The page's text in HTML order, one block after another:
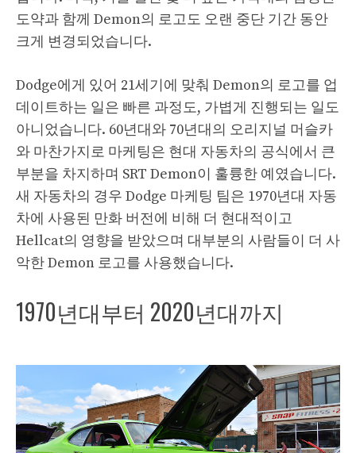
도약과 함께 Demon의 로고도 오랜 중단 기간 동안
크게 변경되었습니다.
Dodge에게 있어 21세기에 맞춰 Demon의 로고를 업
데이트하는 일은 빠른 과정도, 가볍게 진행되는 일도
아니었습니다. 60년대와 70년대의 오리지널 머슬카
와 마찬가지로 마케팅은 현대 자동차의 공식에서 큰
부분을 차지하며 SRT Demon이 훌륭한 예였습니다.
새 자동차의 경우 Dodge 마케팅 팀은 1970년대 자동
차에 사용된 만화 버전에 비해 더 현대적이고
Hellcat의 영향을 받았으며 대부분의 사람들이 더 사
악한 Demon 로고를 사용했습니다.
1970년대부터 2020년대까지